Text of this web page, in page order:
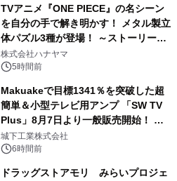
TVアニメ『ONE PIECE』の名シーン
を自分の手で解き明かす！ メタル製立
体パズル3種が登場！ ～ストーリーと
ギミックが融合した 大人の体験型パズ
ルが8月7日(金)12時より先行予約受付
株式会社ハナヤマ
5時間前
Makuakeで目標1341％を突破した超
簡単＆小型テレビ用アンプ 「SW TV
Plus」8月7日より一般販売開始！ ケ
ーブル1本つなぐだけ、テレビの音が
ぐっと豊かに
城下工業株式会社
6時間前
ドラッグストアモリ みらいプロジェ